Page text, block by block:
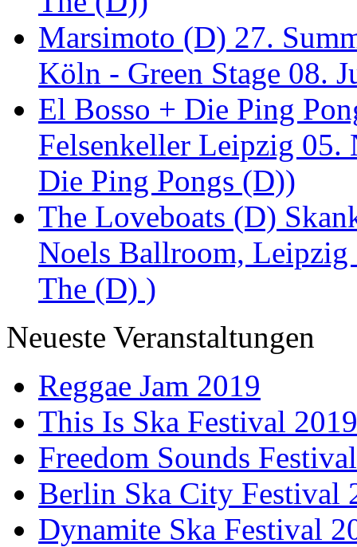
Marsimoto (D) 27.
Köln - Green Stage 08.
El Bosso + Die Ping
Felsenkeller Leipzig
Die Ping Pongs (D))
The Loveboats (D)
Noels Ballroom, Leipzig
The (D) )
Neueste Veranstaltungen
Reggae Jam 2019
This Is Ska Festival 2019
Freedom Sounds
Berlin Ska City Festival
Dynamite Ska Festival